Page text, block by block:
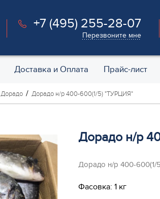
+7 (495) 255-28-07
Перезвоните мне
Доставка и Оплата Прайс-лист
Дорадо Дорадо н/р 400-600(1/5) "ТУРЦИЯ"
Дорадо н/р
Дорадо н/р 400-
Фасовка: 1 кг